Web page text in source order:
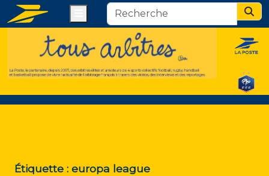
Étiquette : europa league